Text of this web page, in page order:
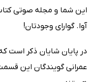
این شما و مجله صوتی
آوا. گوارای وجودتان!
در پایان شایان ذکر است
عمرانی گویندگان این